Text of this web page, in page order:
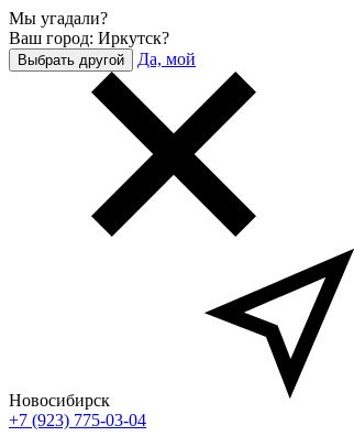
Мы угадали?
Ваш город: Иркутск?
Выбрать другой Да, мой
Новосибирск
+7 (923) 775-03-04